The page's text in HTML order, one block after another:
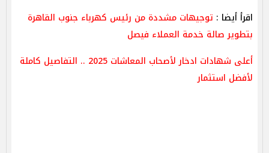
اقرأ أيضا : توجيهات مشددة من رئيس كهرباء جنوب القاهرة
بتطوير صالة خدمة العملاء فيصل
أعلى شهادات ادخار لأصحاب المعاشات 2025 .. التفاصيل كاملة
لأفضل استثمار